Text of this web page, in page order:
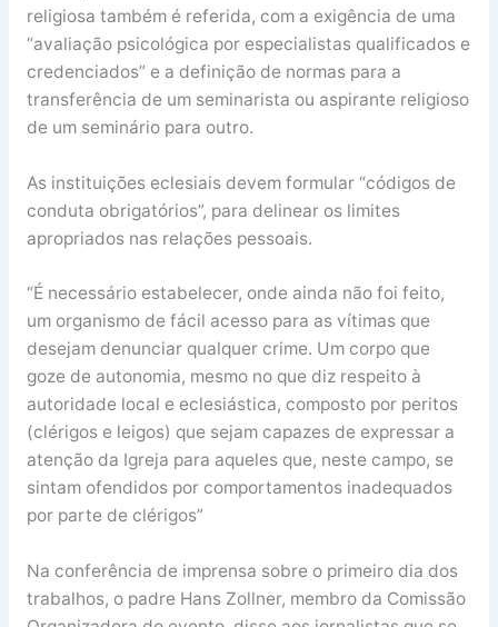
religiosa também é referida, com a exigência de uma
“avaliação psicológica por especialistas qualificados e
credenciados” e a definição de normas para a
transferência de um seminarista ou aspirante religioso
de um seminário para outro.
As instituições eclesiais devem formular “códigos de
conduta obrigatórios”, para delinear os limites
apropriados nas relações pessoais.
“É necessário estabelecer, onde ainda não foi feito,
um organismo de fácil acesso para as vítimas que
desejam denunciar qualquer crime. Um corpo que
goze de autonomia, mesmo no que diz respeito à
autoridade local e eclesiástica, composto por peritos
(clérigos e leigos) que sejam capazes de expressar a
atenção da Igreja para aqueles que, neste campo, se
sintam ofendidos por comportamentos inadequados
por parte de clérigos”
Na conferência de imprensa sobre o primeiro dia dos
trabalhos, o padre Hans Zollner, membro da Comissão